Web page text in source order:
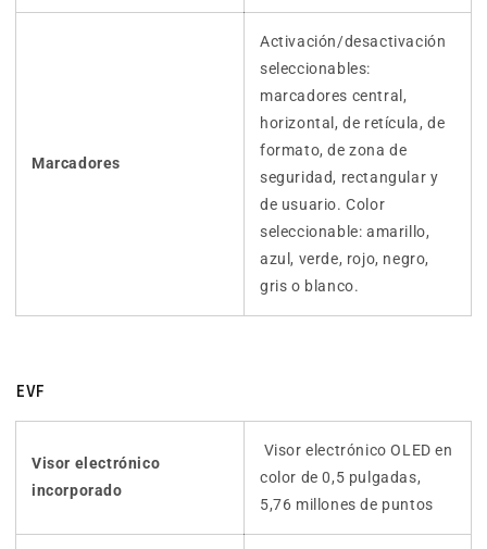
Marcadores
Activación/desactivación
seleccionables:
marcadores central,
horizontal, de retícula, de
formato, de zona de
seguridad, rectangular y
de usuario. Color
seleccionable: amarillo,
azul, verde, rojo, negro,
gris o blanco.
EVF
Visor electrónico
incorporado
Visor electrónico OLED en
color de 0,5 pulgadas,
5,76 millones de puntos